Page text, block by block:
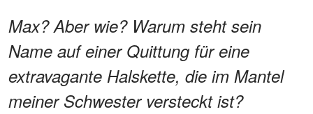
Max? Aber wie? Warum steht sein
Name auf einer Quittung für eine
extravagante Halskette, die im Mantel
meiner Schwester versteckt ist?